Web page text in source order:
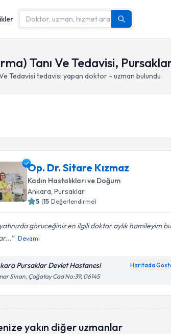
Tanı Ve Tedavisi,
Tedavisi tedavisi yapan doktor - uzman bulundu
Op. Dr. Sitare Kızmaz
Kadın Hastalıkları ve Doğum
Ankara, Pursaklar
5 (15 Değerlendirme)
göruceğiniz en ilgili doktor aylık hamileyim bu
Devamı
Pursaklar Devlet Hastanesi Haritada
Sinan, Çağatay Cad No:39, 06145
yakın diğer uzmanlar